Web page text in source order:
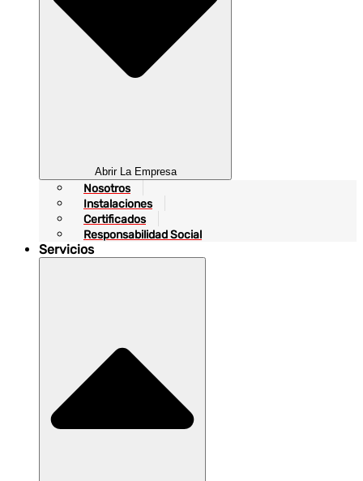
Abrir La Empresa
Nosotros
Instalaciones
Certificados
Responsabilidad Social
Servicios